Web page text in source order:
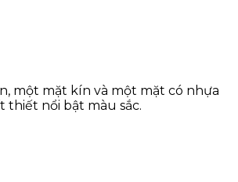
một mặt kín và một mặt có nhựa
nổi bật màu sắc.